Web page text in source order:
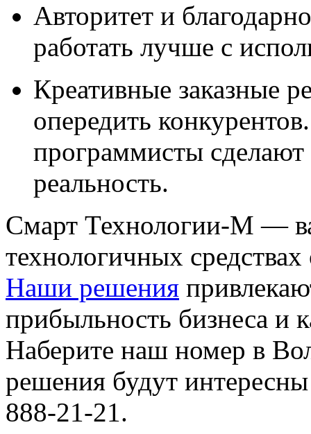
Авторитет и
работать лучше с
Креативные заказные
опередить
программисты сделают
реальность.
Смарт Технологии-М —
технологичных
Наши решения
прибыльность бизнеса и
Наберите наш номер в
решения будут
888-21-21.